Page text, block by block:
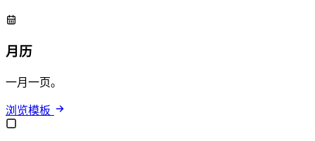
月历
一月一页。
浏览模板